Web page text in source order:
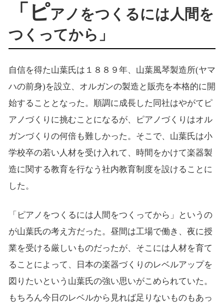
「ピアノをつくるには人間を
つくってから」
自信を得た山葉氏は１８８９年、山葉風琴製造所(ヤマ
ハの前身)を設立、オルガンの製造と販売を本格的に開
始することとなった。順調に成長した同社はやがてピ
アノづくりに挑むことになるが、ピアノづくりはオル
ガンづくりの何倍も難しかった。そこで、山葉氏は小
学校卒の若い人材を受け入れて、時間をかけて楽器製
造に関する教育を行なう社内教育制度を設けることに
した。
「ピアノをつくるには人間をつくってから」というの
が山葉氏の考え方だった。昼間は工場で働き、夜に授
業を受ける厳しいものだったが、そこには人材を育て
ることによって、日本の楽器づくりのレベルアップを
図りたいという山葉氏の強い思いがこめられていた。
もちろん今日のレベルから見れば足りないものもあっ